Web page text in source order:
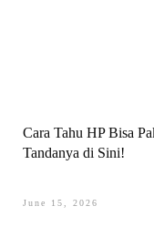
Cara Tahu HP Bisa
Tandanya di Sini!
June 15, 2026